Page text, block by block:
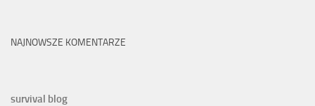
NAJNOWSZE KOMENTARZE
survival blog